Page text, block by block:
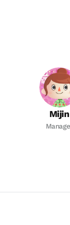
Mijin